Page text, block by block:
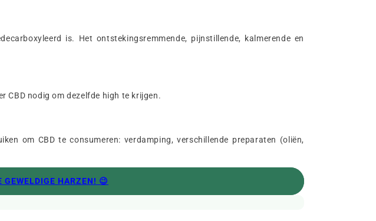
is. Het ontstekingsremmende, pijnstillende, kalmerende en
CBD nodig om dezelfde high te krijgen.
om CBD te consumeren: verdamping, verschillende preparaten (oliën,
GEWELDIGE HARZEN! 😉